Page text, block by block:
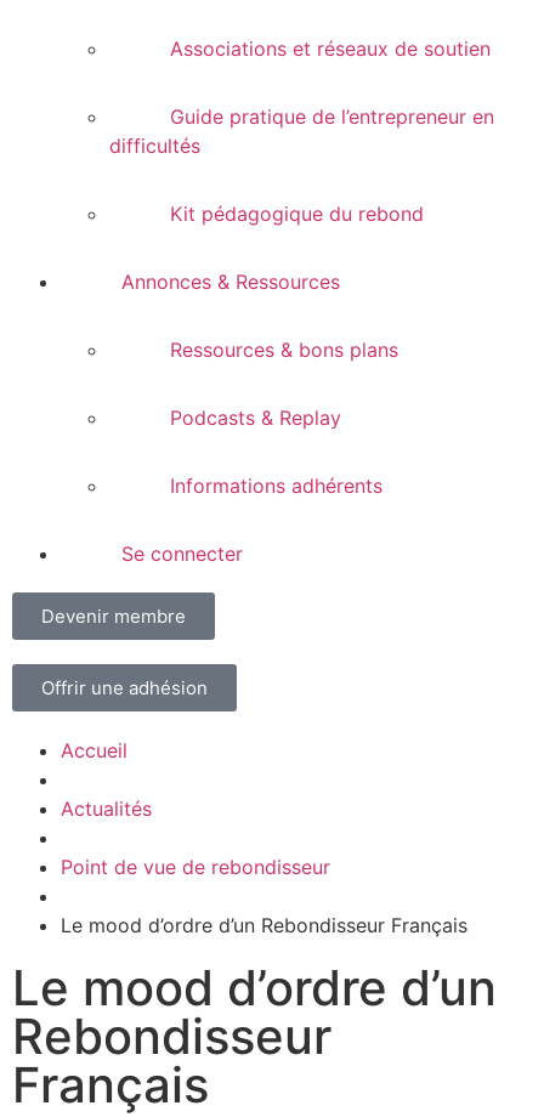
Associations et réseaux de soutien
Guide pratique de l’entrepreneur en
difficultés
Kit pédagogique du rebond
Annonces & Ressources
Ressources & bons plans
Podcasts & Replay
Informations adhérents
Se connecter
Devenir membre
Offrir une adhésion
Accueil
Actualités
Point de vue de rebondisseur
Le mood d’ordre d’un Rebondisseur Français
Le mood d’ordre d’un
Rebondisseur
Français